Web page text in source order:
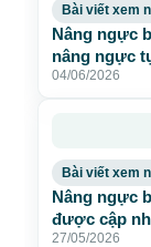
Bài viết xem
Nâng ngực
nâng ngực
04/06/2026
Bài viết xem
Nâng ngực
được cập
27/05/2026